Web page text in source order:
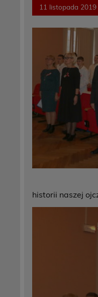
11 listopada 2019
historii naszej